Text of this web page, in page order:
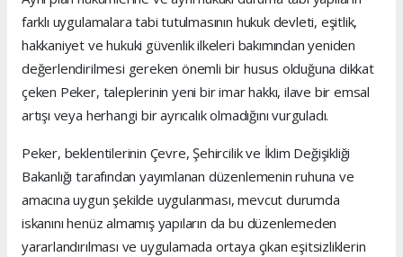
farklı uygulamalara tabi tutulmasının hukuk devleti, eşitlik,
hakkaniyet ve hukuki güvenlik ilkeleri bakımından yeniden
değerlendirilmesi gereken önemli bir husus olduğuna dikkat
çeken Peker, taleplerinin yeni bir imar hakkı, ilave bir emsal
artışı veya herhangi bir ayrıcalık olmadığını vurguladı.
Peker, beklentilerinin Çevre, Şehircilik ve İklim Değişikliği
Bakanlığı tarafından yayımlanan düzenlemenin ruhuna ve
amacına uygun şekilde uygulanması, mevcut durumda
iskanını henüz almamış yapıların da bu düzenlemeden
yararlandırılması ve uygulamada ortaya çıkan eşitsizliklerin